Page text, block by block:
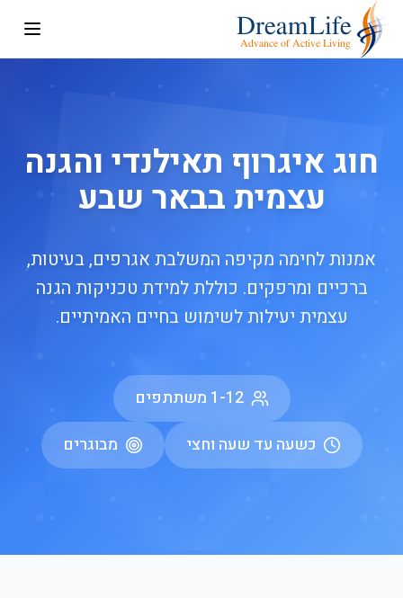
חוג איגרוף תאילנדי והגנה
עצמית בבאר שבע
אמנות לחימה מקיפה המשלבת אגרפים, בעיטות,
ברכיים ומרפקים. כוללת למידת טכניקות הגנה
עצמית יעילות לשימוש בחיים האמיתיים.
1-12 משתתפים
כשעה עד שעה וחצי
מבוגרים